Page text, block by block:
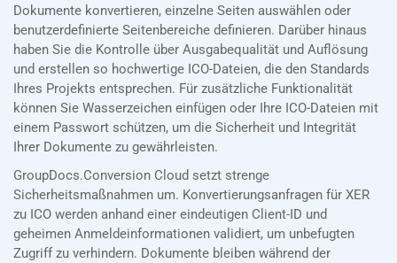
Dokumente konvertieren, einzelne Seiten auswählen oder
benutzerdefinierte Seitenbereiche definieren. Darüber hinaus
haben Sie die Kontrolle über Ausgabequalität und Auflösung
und erstellen so hochwertige ICO-Dateien, die den Standards
Ihres Projekts entsprechen. Für zusätzliche Funktionalität
können Sie Wasserzeichen einfügen oder Ihre ICO-Dateien mit
einem Passwort schützen, um die Sicherheit und Integrität
Ihrer Dokumente zu gewährleisten.
GroupDocs.Conversion Cloud setzt strenge
Sicherheitsmaßnahmen um. Konvertierungsanfragen für XER
zu ICO werden anhand einer eindeutigen Client-ID und
geheimen Anmeldeinformationen validiert, um unbefugten
Zugriff zu verhindern. Dokumente bleiben während der